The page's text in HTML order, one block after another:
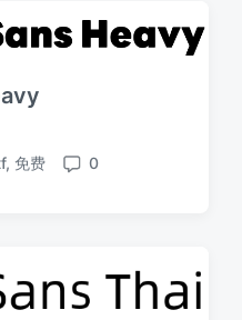
, 免费
评
0